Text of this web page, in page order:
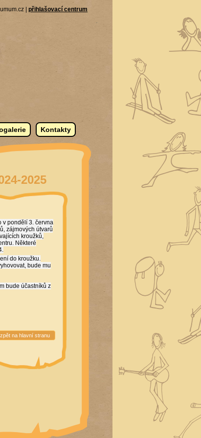
| přihlašovací centrum
Kontakty
2025
v pondělí 3. června
zájmových útvarů
kroužků,
Některé
do kroužku.
bude mu
bude účastníků z
zpět na hlavní stranu